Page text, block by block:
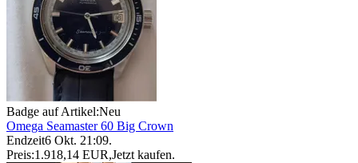
Badge auf Artikel:Neu
Omega Seamaster 60 Big Crown
Endzeit6 Okt. 21:09.
Preis:1.918,14 EUR,Jetzt kaufen.